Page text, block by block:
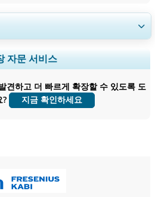
분석, 기업 프로필, 경쟁 벤치마킹, 및 최
용자 인사이트.
금 맞춤 설정
자문 서비스
견하고 더 빠르게 확장할 수 있도록 도
?
지금 확인하세요